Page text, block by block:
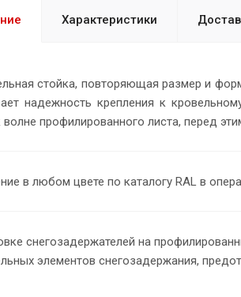
Характеристики
стойка, повторяющая размер и
надежность крепления к
волне профилированного листа, перед
в любом цвете по каталогу RAL в
снегозадержателей на
элементов снегозадержания,